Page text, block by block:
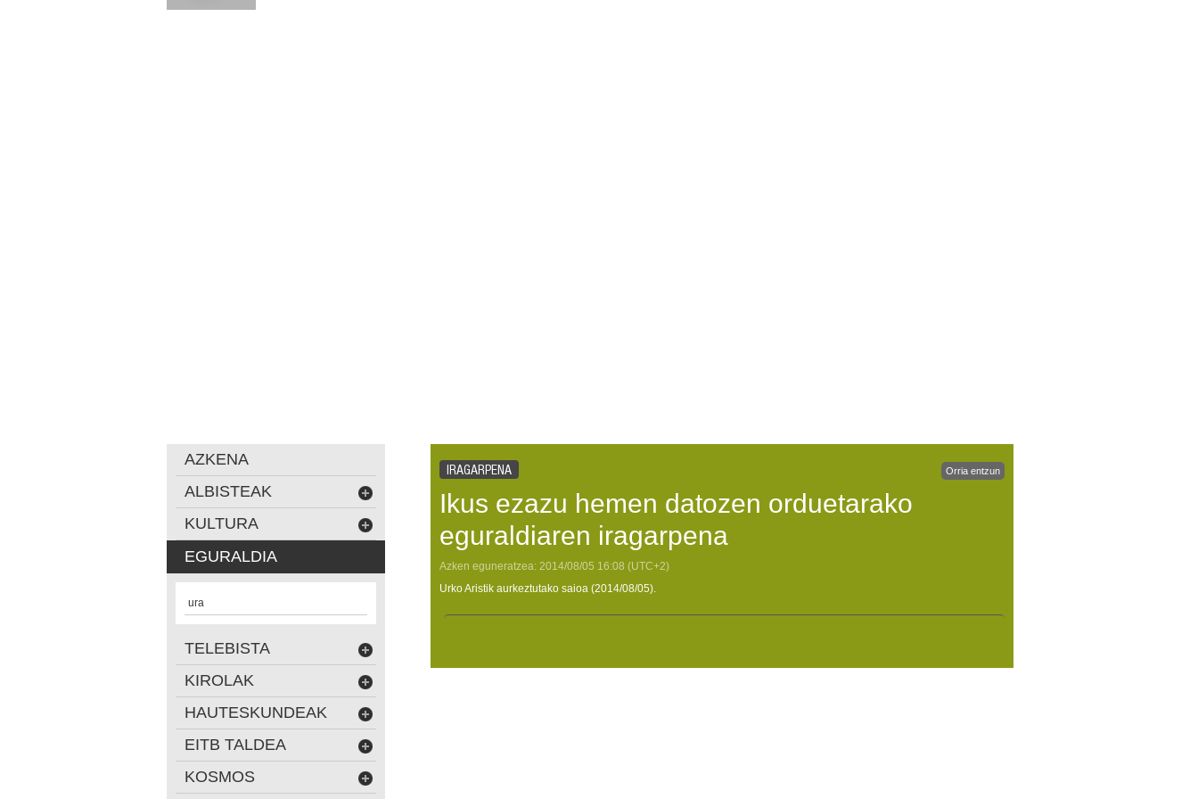
IRAGARPENA Orria entzun
Ikus ezazu hemen datozen orduetarako
eguraldiaren iragarpena
Azken eguneratzea: 2014/08/05 16:08 (UTC+2)
Urko Aristik aurkeztutako saioa (2014/08/05).
AZKENA
ALBISTEAK
KULTURA
EGURALDIA
ura
TELEBISTA
KIROLAK
HAUTESKUNDEAK
EITB TALDEA
KOSMOS